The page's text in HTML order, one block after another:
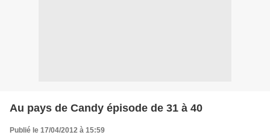
Au pays de Candy épisode de 31 à 40
Publié le 17/04/2012 à 15:59